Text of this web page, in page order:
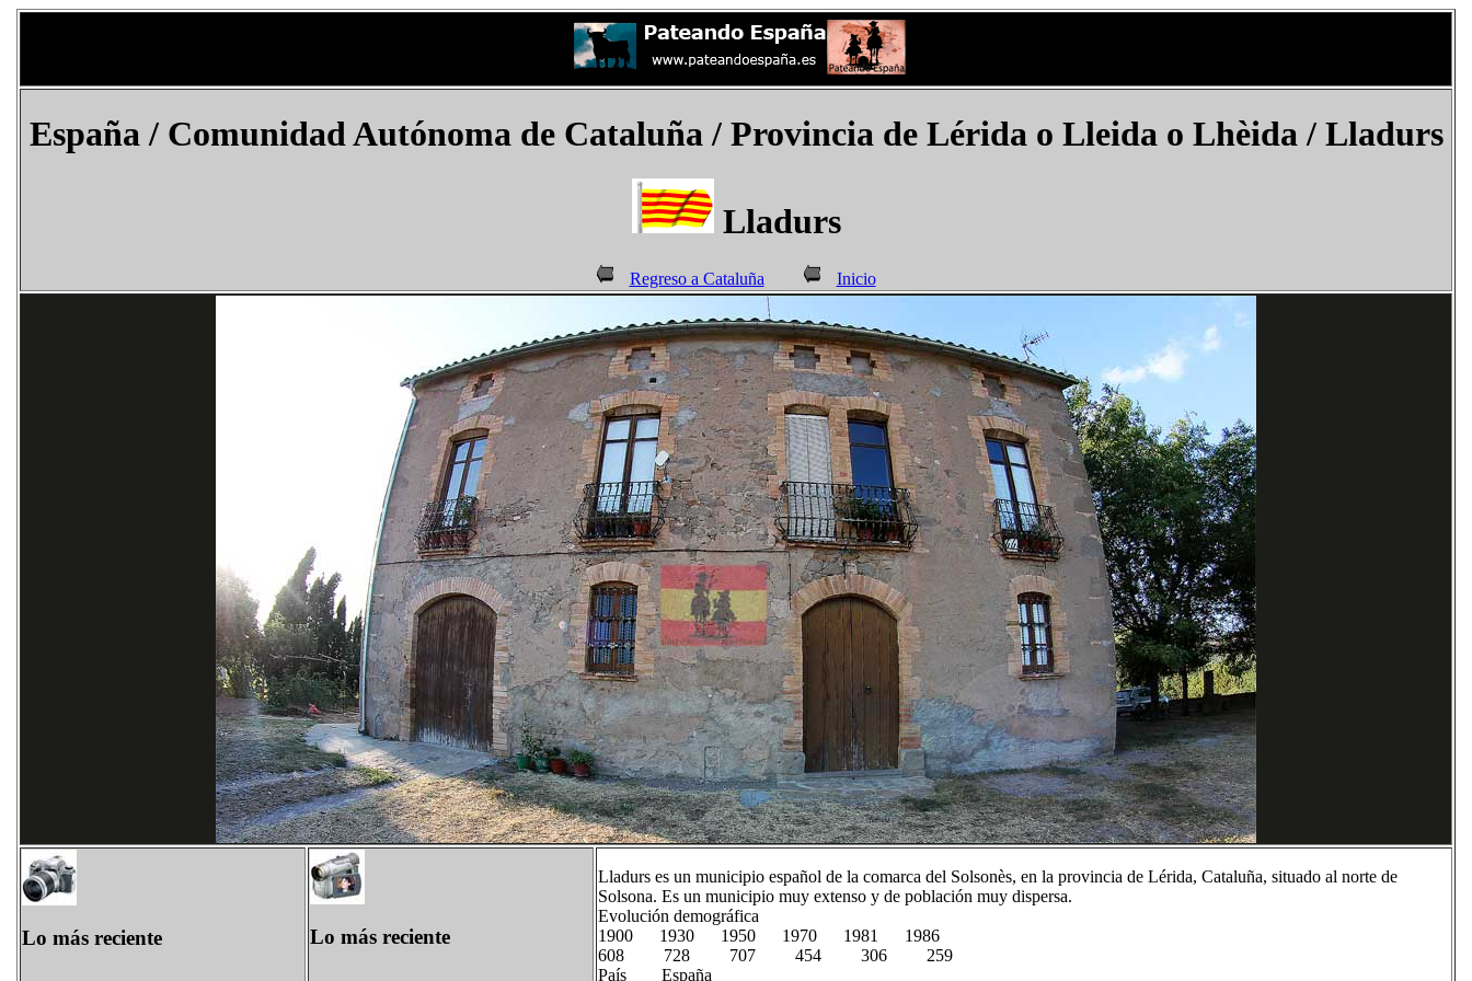
España/ Comunidad Autónoma de Cataluña / Provincia de Lérida o Lleida o Lhèida / Lladurs
Lladurs
Regreso a Cataluña Inicio
Lo más reciente Lo más reciente
Lladurs es un municipio español de la comarca del Solsonès, en la provincia de Lérida, Cataluña, situado al norte de
Solsona. Es un municipio muy extenso y de población muy dispersa.
Evolución demográfica
1900 1930 1950 1970 1981 1986
608 728 707 454 306 259
País España